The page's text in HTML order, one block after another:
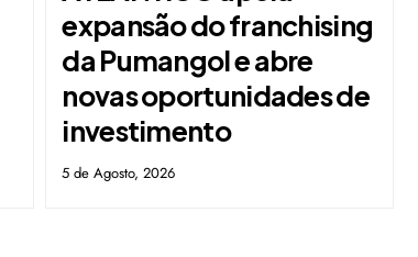
expansão do franchising
da Pumangol e abre
novas oportunidades de
investimento
5 de Agosto, 2026